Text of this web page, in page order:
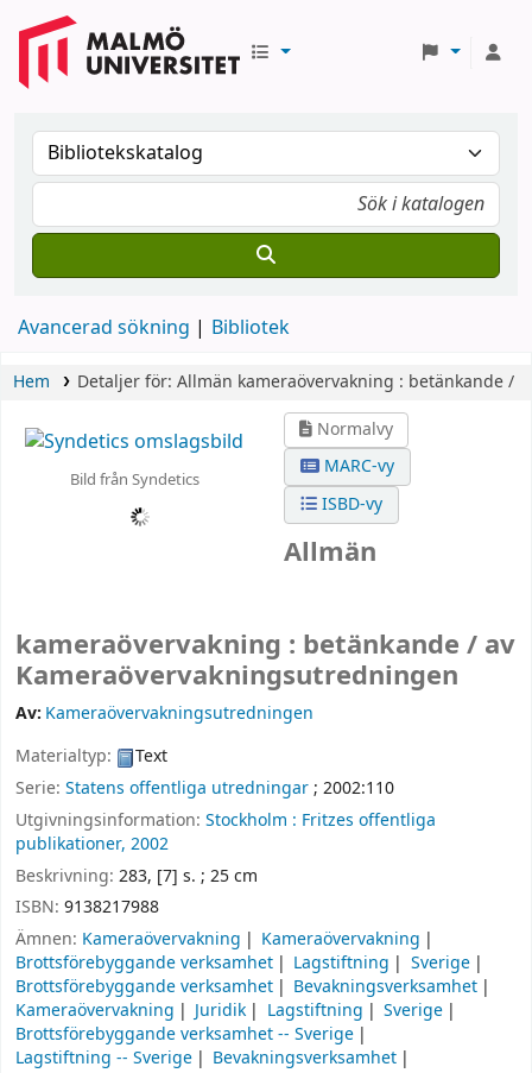
Avancerad sökning Bibliotek
Hem Detaljer för: Allmän kameraövervakning : betänkande /
Bild från Syndetics
Normalvy
MARC-vy
ISBD-vy
Allmän
kameraövervakning : betänkande / av
Kameraövervakningsutredningen
Av: Kameraövervakningsutredningen
Materialtyp:
Text
Serie: Statens offentliga utredningar; 2002:110
Utgivningsinformation: Stockholm : Fritzes offentliga
publikationer, 2002
Beskrivning: 283, [7] s. ; 25 cm
ISBN: 9138217988
Ämnen: Kameraövervakning
Kameraövervakning
Brottsförebyggande verksamhet
Lagstiftning
Sverige
Brottsförebyggande verksamhet
Bevakningsverksamhet
Kameraövervakning
Juridik Lagstiftning
Sverige
Brottsförebyggande verksamhet -- Sverige
Lagstiftning -- Sverige
Bevakningsverksamhet